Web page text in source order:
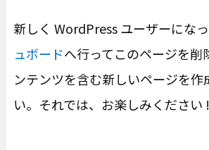
新しく WordPress ユーザーになっ
ュボードへ行ってこのページを削
ンテンツを含む新しいページを作
い。それでは、お楽しみください !